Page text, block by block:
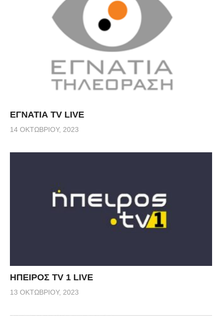
ΕΓΝΑΤΙΑ TV LIVE
14 ΟΚΤΩΒΡΊΟΥ, 2023
ΗΠΕΙΡΟΣ TV 1 LIVE
13 ΟΚΤΩΒΡΊΟΥ, 2023